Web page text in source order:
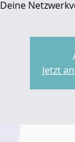
Deine
Jetzt